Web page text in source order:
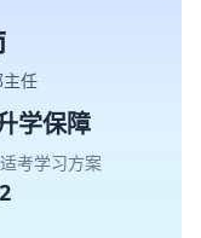
任
学保障
考学习方案